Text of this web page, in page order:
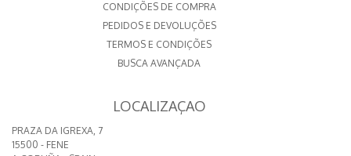
CONDIÇÕES DE COMPRA
PEDIDOS E DEVOLUÇÕES
TERMOS E CONDIÇÕES
BUSCA AVANÇADA
LOCALIZAÇAO
PRAZA DA IGREXA, 7
15500 - FENE